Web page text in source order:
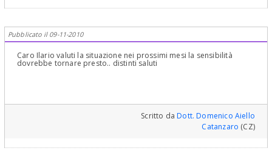
Pubblicato il 09-11-2010
Caro Ilario valuti la situazione nei prossimi mesi la sensibilità
dovrebbe tornare presto.. distinti saluti
Scritto daDott. Domenico Aiello
Catanzaro (CZ)